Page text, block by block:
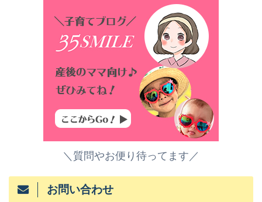
＼質問やお便り待ってます／
お問い合わせ